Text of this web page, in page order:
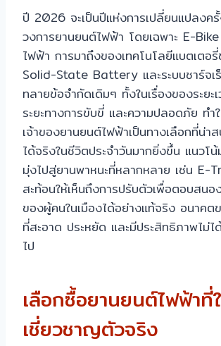
ปี 2026 จะเป็นปีแห่งการเปลี่ยนแปลงค
วงการยานยนต์ไฟฟ้า โดยเฉพาะ E-
ไฟฟ้า การมาถึงของเทคโนโลยีแบตเตอ
Solid-State Battery และระบบชาร์จเ
ทลายข้อจำกัดเดิมๆ ทั้งในเรื่องของระยะ
ระยะทางการขับขี่ และความปลอดภัย ทำ
เจ้าของยานยนต์ไฟฟ้าเป็นทางเลือกที่น่า
ได้จริงในชีวิตประจำวันมากยิ่งขึ้น แนวโ
มุ่งไปสู่ยานพาหนะที่หลากหลาย เช่น E-
สะท้อนให้เห็นถึงการปรับตัวเพื่อตอบสนอ
ของผู้คนในเมืองได้อย่างแท้จริง อนาคต
ที่สะอาด ประหยัด และมีประสิทธิภาพไม่
ไป
เลือกซื้อยานยนต์ไฟฟ้า
เชี่ยวชาญตัวจริง